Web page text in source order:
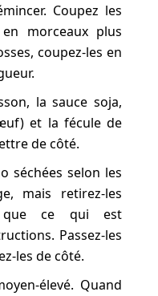
Coupez les
morceaux plus
coupez-les en
la sauce soja,
et la fécule de
de côté.
séchées selon les
mais retirez-les
ce qui est
Passez-les
les de côté.
élevé. Quand